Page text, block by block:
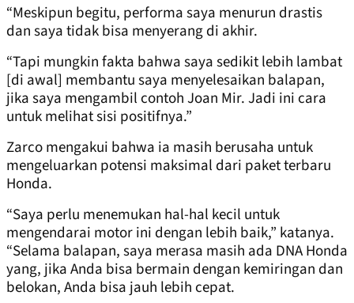
“Meskipun begitu, performa saya menurun drastis
dan saya tidak bisa menyerang di akhir.
“Tapi mungkin fakta bahwa saya sedikit lebih lambat
[di awal] membantu saya menyelesaikan balapan,
jika saya mengambil contoh Joan Mir. Jadi ini cara
untuk melihat sisi positifnya.”
Zarco mengakui bahwa ia masih berusaha untuk
mengeluarkan potensi maksimal dari paket terbaru
Honda.
“Saya perlu menemukan hal-hal kecil untuk
mengendarai motor ini dengan lebih baik,” katanya.
“Selama balapan, saya merasa masih ada DNA Honda
yang, jika Anda bisa bermain dengan kemiringan dan
belokan, Anda bisa jauh lebih cepat.